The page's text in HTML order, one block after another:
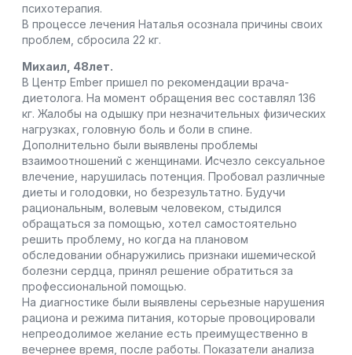
психотерапия.
В процессе лечения Наталья осознала причины своих
проблем, сбросила 22 кг.
Михаил, 48лет.
В Центр Ember пришел по рекомендации врача-
диетолога. На момент обращения вес составлял 136
кг. Жалобы на одышку при незначительных физических
нагрузках, головную боль и боли в спине.
Дополнительно были выявлены проблемы
взаимоотношений с женщинами. Исчезло сексуальное
влечение, нарушилась потенция. Пробовал различные
диеты и голодовки, но безрезультатно. Будучи
рациональным, волевым человеком, стыдился
обращаться за помощью, хотел самостоятельно
решить проблему, но когда на плановом
обследовании обнаружились признаки ишемической
болезни сердца, принял решение обратиться за
профессиональной помощью.
На диагностике были выявлены серьезные нарушения
рациона и режима питания, которые провоцировали
непреодолимое желание есть преимущественно в
вечернее время, после работы. Показатели анализа